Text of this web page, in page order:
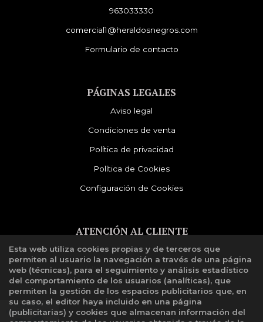
963033330
comercial1@heraldosnegros.com
Formulario de contacto
PÁGINAS LEGALES
Aviso legal
Condiciones de venta
Política de privacidad
Política de Cookies
Configuración de Cookies
ATENCIÓN AL CLIENTE
Quiénes somos
Libro de reclamaciones
Esta web utiliza cookies propias y de terceros que
permiten al usuario la navegación a través de una página
web (técnicas), para el seguimiento y análisis estadístico
del comportamiento de los usuarios (analíticas), que
permiten la gestión de los espacios publicitarios que, en
su caso, el editor haya incluido en una página
(publicitarias) y cookies que almacenan información del